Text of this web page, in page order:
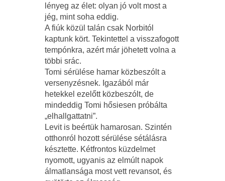
lényeg az élet: olyan jó volt most a
jég, mint soha eddig.
A fiúk közül talán csak Norbitól
kaptunk kört. Tekintettel a visszafogott
tempónkra, azért már jöhetett volna a
többi srác.
Tomi sérülése hamar közbeszólt a
versenyzésnek. Igazából már
hetekkel ezelőtt közbeszólt, de
mindeddig Tomi hősiesen próbálta
„elhallgattatni”.
Levit is beértük hamarosan. Szintén
otthonról hozott sérülése sétálásra
késztette. Kétfrontos küzdelmet
nyomott, ugyanis az elmúlt napok
álmatlansága most vett revansot, és